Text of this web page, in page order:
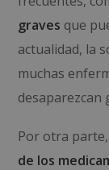
graves que
actualidad, la
muchas
desaparezcan
Por otra
de los